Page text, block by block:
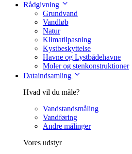
Rådgivning
Grundvand
Vandløb
Natur
Klimatilpasning
Kystbeskyttelse
Havne og Lystbådehavne
Moler og stenkonstruktioner
Dataindsamling
Hvad vil du måle?
Vandstandsmåling
Vandføring
Andre målinger
Vores udstyr